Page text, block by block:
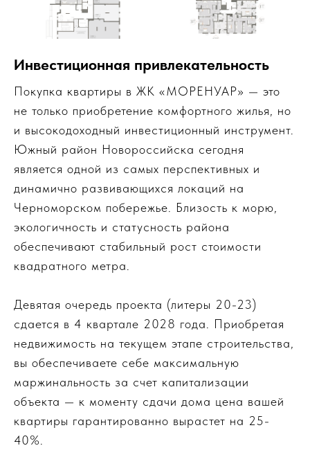
Инвестиционная привлекательность
Покупка квартиры в ЖК «МОРЕНУАР» — это
не только приобретение комфортного жилья, но
и высокодоходный инвестиционный инструмент.
Южный район Новороссийска сегодня
является одной из самых перспективных и
динамично развивающихся локаций на
Черноморском побережье. Близость к морю,
экологичность и статусность района
обеспечивают стабильный рост стоимости
квадратного метра.
Девятая очередь проекта (литеры 20-23)
сдается в 4 квартале 2028 года. Приобретая
недвижимость на текущем этапе строительства,
вы обеспечиваете себе максимальную
маржинальность за счет капитализации
объекта — к моменту сдачи дома цена вашей
квартиры гарантированно вырастет на 25-
40%.